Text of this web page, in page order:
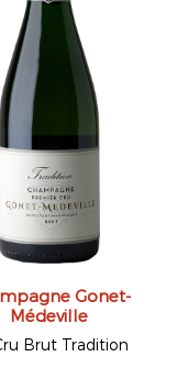
Gonet-
Médeville
Brut Tradition